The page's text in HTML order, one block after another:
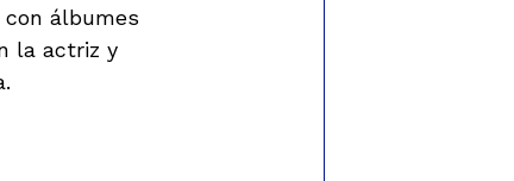
álbumes
la actriz y